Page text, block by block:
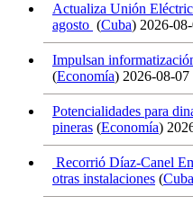
Actualiza Unión
agosto (Cuba) 2026-
Impulsan
(Economía) 2026-08-
Potencialidades para
pineras (Economía)
Recorrió Díaz-Canel
otras instalaciones (Cuba